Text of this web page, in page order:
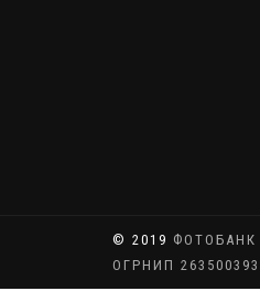
© 2019 ФОТОБАНК
ОГРНИП